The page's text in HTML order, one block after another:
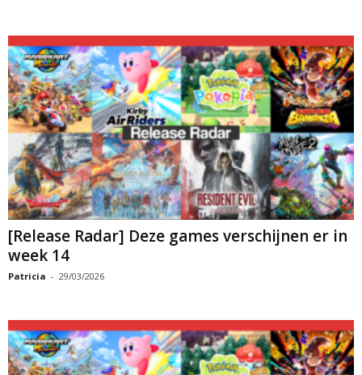
[Release Radar] Deze games verschijnen er in
week 14
Patricia - 29/03/2026